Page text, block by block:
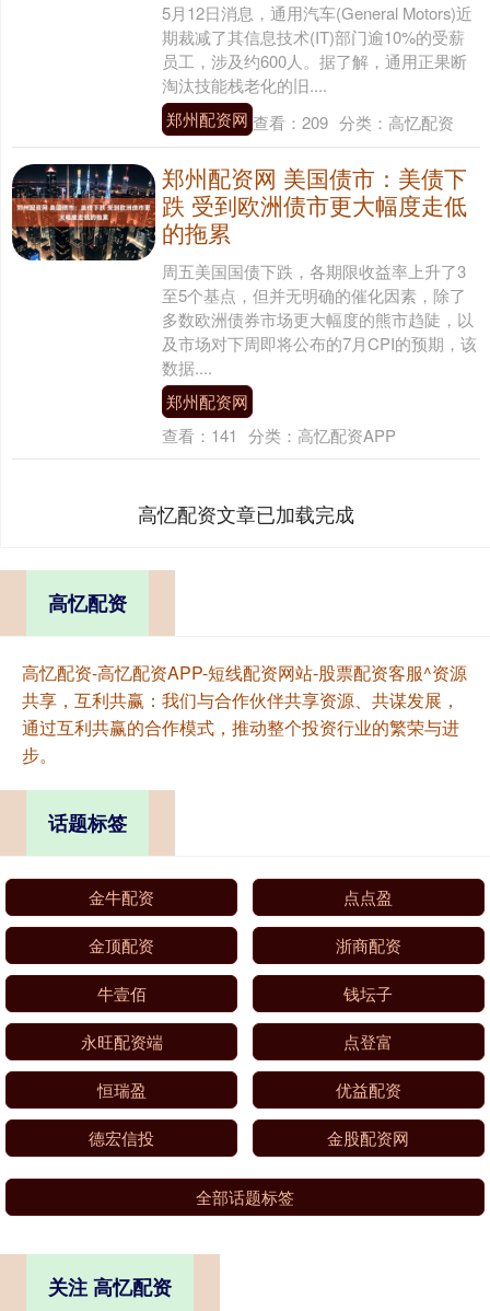
5月12日消息，通用汽车(General Motors)近
期裁减了其信息技术(IT)部门逾10%的受薪
员工，涉及约600人。据了解，通用正果断
淘汰技能栈老化的旧....
郑州配资网 查看： 209 分类： 高忆配资
郑州配资网 美国债市：美债下
跌 受到欧洲债市更大幅度走低
的拖累
周五美国国债下跌，各期限收益率上升了3
至5个基点，但并无明确的催化因素，除了
多数欧洲债券市场更大幅度的熊市趋陡，以
及市场对下周即将公布的7月CPI的预期，该
数据....
郑州配资网
查看： 141 分类： 高忆配资APP
高忆配资文章已加载完成
高忆配资
高忆配资-高忆配资APP-短线配资网站-股票配资客服^资源
共享，互利共赢：我们与合作伙伴共享资源、共谋发展，
通过互利共赢的合作模式，推动整个投资行业的繁荣与进
步。
话题标签
金牛配资 点点盈
金顶配资 浙商配资
牛壹佰 钱坛子
永旺配资端 点登富
恒瑞盈 优益配资
德宏信投 金股配资网
全部话题标签
关注 高忆配资